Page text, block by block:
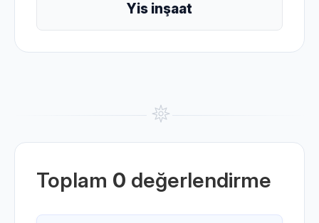
Yis inşaat
Toplam 0 değerlendirme